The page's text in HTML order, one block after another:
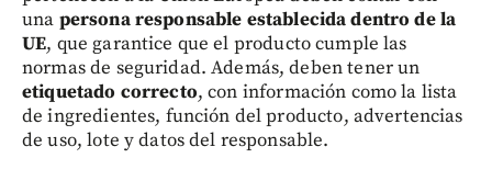
una persona responsable establecida dentro de la
UE, que garantice que el producto cumple las
normas de seguridad. Además, deben tener un
etiquetado correcto, con información como la lista
de ingredientes, función del producto, advertencias
de uso, lote y datos del responsable.